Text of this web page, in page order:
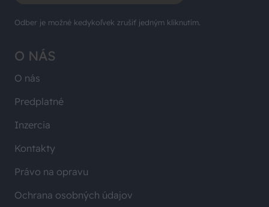
O NÁS
O nás
Predplatné
Inzercia
Kontakty
Právo na opravu
Ochrana osobných údajov
Odber je možné kedykoľvek zrušiť jedným kliknutím.